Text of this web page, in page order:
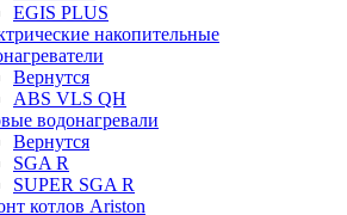
EGIS PLUS
накопительные
Вернутся
ABS VLS QH
водонагревали
Вернутся
SGA R
SUPER SGA R
котлов Ariston